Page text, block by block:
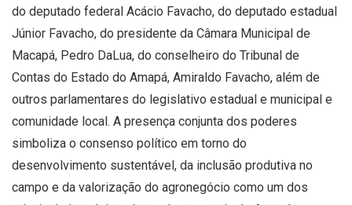
do deputado federal Acácio Favacho, do deputado estadual
Júnior Favacho, do presidente da Câmara Municipal de
Macapá, Pedro DaLua, do conselheiro do Tribunal de
Contas do Estado do Amapá, Amiraldo Favacho, além de
outros parlamentares do legislativo estadual e municipal e
comunidade local. A presença conjunta dos poderes
simboliza o consenso político em torno do
desenvolvimento sustentável, da inclusão produtiva no
campo e da valorização do agronegócio como um dos